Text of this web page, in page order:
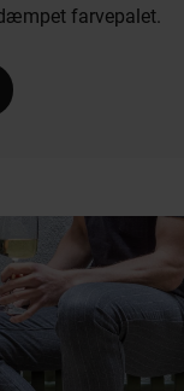
farvepalet.